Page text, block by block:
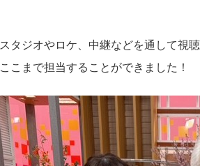
スタジオやロケ、中継などを通して視
ここまで担当することができました！